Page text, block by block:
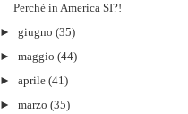
Perchè in America SI?!
►giugno (35)
►maggio (44)
►aprile (41)
►marzo (35)